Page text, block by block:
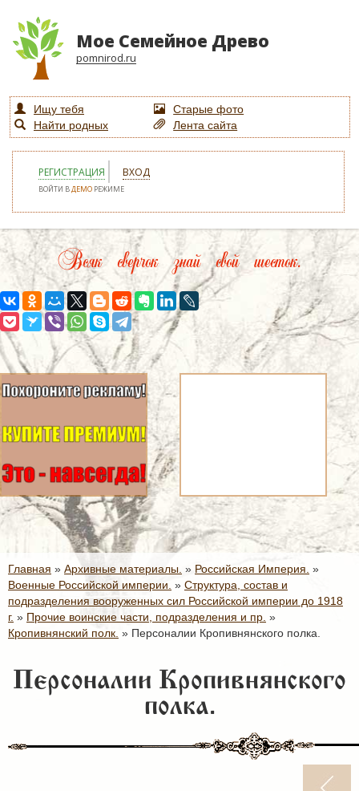
Мое Семейное Древо
pomnirod.ru
Ищу тебя
Старые фото
Найти родных
Лента сайта
РЕГИСТРАЦИЯ ВХОД
ВОЙТИ ВДЕМО РЕЖИМЕ
Всяк сверчок знай свой шесток.
Главная » Архивные материалы. » Российская Империя. »
Военные Российской империи. » Структура, состав и
подразделения вооруженных сил Российской империи до 1918
г. » Прочие воинские части, подразделения и пр. »
Кропивнянский полк. » Персоналии Кропивнянского полка.
Персоналии Кропивнянского
полка.